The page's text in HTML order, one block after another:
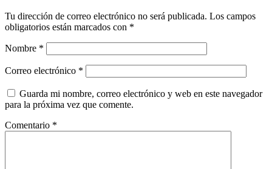
Tu dirección de correo electrónico no será publicada. Los campos
obligatorios están marcados con *
Nombre *
Correo electrónico *
Guarda mi nombre, correo electrónico y web en este navegador
para la próxima vez que comente.
Comentario *